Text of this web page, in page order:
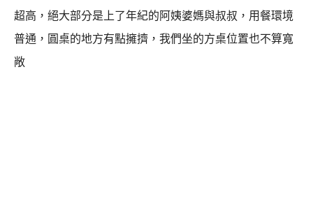
超高，絕大部分是上了年紀的阿姨婆媽與叔叔，用餐環境
普通，圓桌的地方有點擁擠，我們坐的方桌位置也不算寬
敞